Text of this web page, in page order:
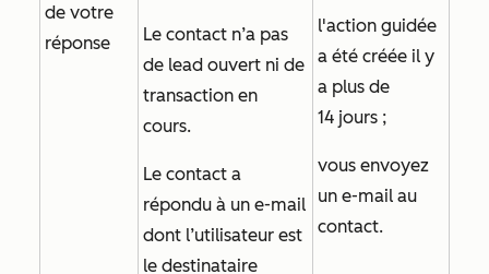
de votre
réponse
Le contact n’a pas
de lead ouvert ni de
transaction en
cours.
Le contact a
répondu à un e-mail
dont l’utilisateur est
le destinataire
l'action guidée
a été créée il y
a plus de
14 jours ;
vous envoyez
un e-mail au
contact.